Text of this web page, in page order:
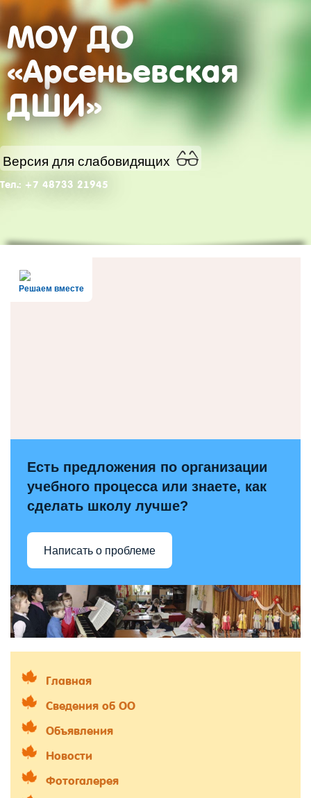
МОУ ДО
«Арсеньевская
ДШИ»
Версия для слабовидящих
Тел.: +7 48733 21945
Решаем вместе
Есть предложения по организации
учебного процесса или знаете, как
сделать школу лучше?
Написать о проблеме
Главная
Сведения об ОО
Объявления
Новости
Фотогалерея